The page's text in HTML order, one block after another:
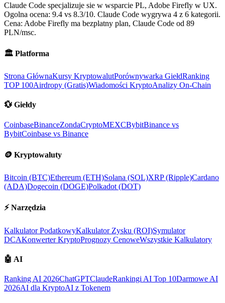
Claude Code specjalizuje sie w wsparcie PL, Adobe Firefly w UX.
Ogolna ocena: 9.4 vs 8.3/10. Claude Code wygrywa 4 z 6 kategorii.
Cena: Adobe Firefly ma bezplatny plan, Claude Code od 89
PLN/msc.
🏛️ Platforma
Strona GłównaKursy KryptowalutPorównywarka GiełdRanking
TOP 100Airdropy (Gratis)Wiadomości KryptoAnalizy On-Chain
💱 Giełdy
CoinbaseBinanceZondaCryptoMEXCBybitBinance vs
BybitCoinbase vs Binance
🪙 Kryptowaluty
Bitcoin (BTC)Ethereum (ETH)Solana (SOL)XRP (Ripple)Cardano
(ADA)Dogecoin (DOGE)Polkadot (DOT)
⚡ Narzędzia
Kalkulator PodatkowyKalkulator Zysku (ROI)Symulator
DCAKonwerter KryptoPrognozy CenoweWszystkie Kalkulatory
🤖 AI
Ranking AI 2026ChatGPTClaudeRankingi AI Top 10Darmowe AI
2026AI dla KryptoAI z Tokenem